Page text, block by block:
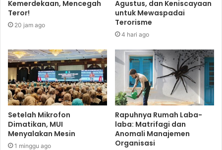
Kemerdekaan, Mencegah
Teror!
20 jam ago
Agustus, dan Keniscayaan
untuk Mewaspadai
Terorisme
4 hari ago
Setelah Mikrofon
Dimatikan, MUI
Menyalakan Mesin
1 minggu ago
Rapuhnya Rumah Laba-
laba: Matrifagi dan
Anomali Manajemen
Organisasi